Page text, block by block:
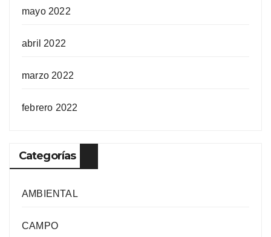
mayo 2022
abril 2022
marzo 2022
febrero 2022
Categorías
AMBIENTAL
CAMPO